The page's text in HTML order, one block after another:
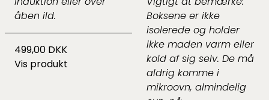
åben ild.
499,00 DKK
Vis produkt
Boksene er ikke
isolerede og holder
ikke maden varm eller
kold af sig selv. De må
aldrig komme i
mikroovn, almindelig